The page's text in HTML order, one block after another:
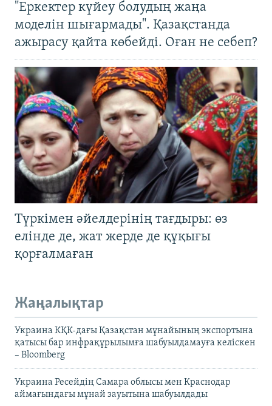
"Еркектер күйеу болудың жаңа
моделін шығармады". Қазақстанда
ажырасу қайта көбейді. Оған не себеп?
Түркімен әйелдерінің тағдыры: өз
елінде де, жат жерде де құқығы
қорғалмаған
Жаңалықтар
Украина КҚК-дағы Қазақстан мұнайының экспортына
қатысы бар инфрақұрылымға шабуылдамауға келіскен
– Bloomberg
Украина Ресейдің Самара облысы мен Краснодар
аймағындағы мұнай зауытына шабуылдады